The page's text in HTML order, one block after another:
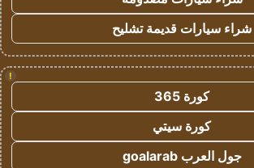
شراء سيارات قديمة تشليح
!
كورة 365
كورة سيتي
جول العرب goalarab